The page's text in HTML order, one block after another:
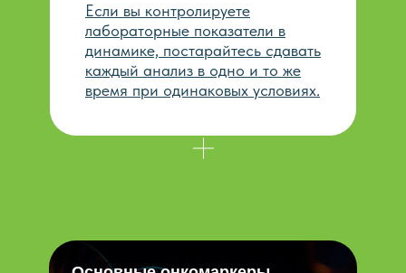
Если вы контролируете
лабораторные показатели в
динамике, постарайтесь сдавать
каждый анализ в одно и то же
время при одинаковых условиях.